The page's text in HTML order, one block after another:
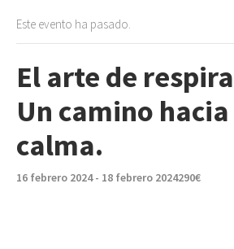
Este evento ha pasado.
El arte de
Un camino
calma.
16 febrero 2024- 18 febrero 2024290€